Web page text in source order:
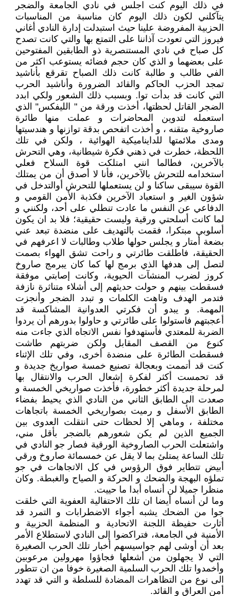
في ذلك اليوم كنت اجلس في نادي الجامعة والضجر
يتآكلني لكون ذلك اليوم كان مناسبة من المناسبات
الحزبية المفروضة علينا حيث استبدلت إدارة النادي أغاني
فيروز التي تعودت آذاننا على التمتع بها والتي كانت تصدح
كل صباح في نادي المستنصرية ذو الطابقين المفتوحين
على بعضهما و الذي كان حجم فضائه يستوعب اكثر من
الفي طالب و طالبة كانت ذلك الصباح تقرقع بأناشيد
تمجد الحزب الحاكم والقائد الضرورة وأناشيد الحرب
التي كانت قد بدأت توا. وبسبب ذلك الشعور ولكي ابدد
الضجر القاتل لحظتها، أخذت ورقة من " الليفكس" الذي
استعمله لتدوين المحاضرات و عملت منها طائرة
صاروخية متقنه ، و أخذت اتفحص بدقة توازنها و هندسيتها
ومدى ملائمتها للدايناميكية الهوائية ، ولكن في تلك
اللحظة، خطرت في ذهني فكرة شيطانية، وهي التحرش
بالآخرين، فطالما انني امتلكت قوة السلاح فعلي
استخدامه للتحرش بالآخرين، فأنا لا أصدق أن من يمتلك
القوة سيبقى ساكنا و لن يستعملها للتحرش أوالتدخل في
شؤون الغير و استعباد الآخرين فكذبة الأمن القومي و
الدفاعي عن النفس ما عادت تنطلي على أحد، ولكنني و
لما كانت أسلحتي ورقية وليست حقيقية؛ فلا بد ان يكون
أسلوبي مبتكرا، فقمت بالتهديف على منضدة تبعد عني
بضعة أمتار و يجلس حولها طلاب وطالبات لا اعرفهم في
الحقيقة، فاطلقت طائرتي و راحت تشق الهواء بصمت
لتصل إلى هدفها الذي برمج لها كما كان يبرمج صاروخ
كروز لضرب المنشآت الحيوية، وكانت إصابتي موفقة
فسقطت بينهم و حولت حديثهم إلى أشلاء متناثرة نازفة
فتدمر الهدف وتاهت الكلمات و تبدد الضجر وأنجزت
المهمة. و يبدو أن فكرتي العدوانية المشاكسة قد
أعجبتهم فاستولوا على طائرتي و حاولوا بدورهم أن يردوا
الضربة للمعتدي فأستهدفوا نفس الاتجاه الذي جاءت منه
كنوع من القصف المقابل ولكن ضربتهم طاشت
فسقطت الطائرة على منضدة أخرى، وفي تلك الإثناء
كنت قد أتممت وبعجالة تصنيع خمسة صواريخ جديدة و
قد تحمست أكثر لفكرة إشعال الحرب والانتقال بها
لمرحلة جديدة أكثر خطورة، فأخذت صواريخي الخمسة و
صعدت الى الطابق الثاني من النادي الذي يحيط بفضاء
الطابق الأسفل و رميت بصواريخي الخمسة باتجاهات
مختلفة ، وماهي إلا لحظات حتى انتقلت العدوى بين
الجميع الذين لم يكن شعورهم بالضجر بأقل مني،
واشتعلت الحرب الصاروخية الورقية فصار جو النادي في
تلك الساعة يمتلئ بما لا يقل عن خمسمائة صاروخ ورقي
أبيض تتطاير فوق الرؤوس في كل الاتجاهات في جو
تملؤه البهجة والضحك و الحركة و الصياح والغبطة. وكان
منظرا جميلا لن أنساه أبدا ما حييت.
وما لن أنساه أيضا ان تلك الاحتفالية العفوية التي خلقت
جوا من الضحك يشبه أجواء الاضطرابات و التمرد قد
أثارت حفيظة اللجنة الاتحادية و المنظمة الحزبية و
الأمنية في الجامعة، فتراكضوا إلى النادي لاستطلاع الأمر
بعد أن أوشى لهم جواسيسهم أخبار تلك الحرب الصغيرة
التي لا يجهلون من أشعلها فجاؤوا مهرولين مرعوبين
وأخمدوا تلك الحرب السلمية الصغيرة خوفا من ان تتطور
الى نوع من التظاهرات المضادة للسلطة و التي قد تهدد
أمن العراق و القائد.